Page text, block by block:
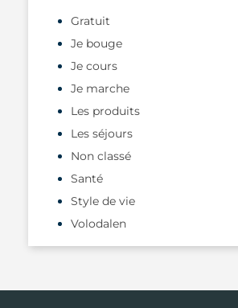
Gratuit
Je bouge
Je cours
Je marche
Les produits
Les séjours
Non classé
Santé
Style de vie
Volodalen